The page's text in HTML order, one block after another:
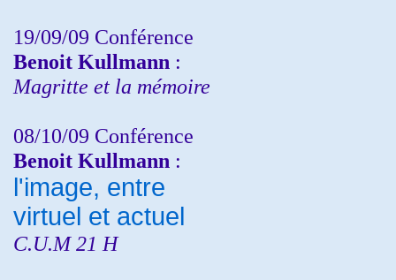
19/09/09 Conférence
Benoit Kullmann :
Magritte et la mémoire
08/10/09 Conférence
Benoit Kullmann :
l'image, entre
virtuel et actuel
C.U.M 21 H